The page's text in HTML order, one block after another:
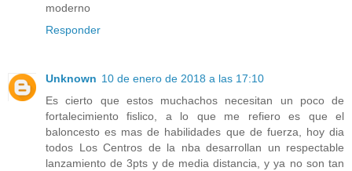
moderno
Responder
Unknown 10 de enero de 2018 a las 17:10
Es cierto que estos muchachos necesitan un poco de
fortalecimiento fislico, a lo que me refiero es que el
baloncesto es mas de habilidades que de fuerza, hoy dia
todos Los Centros de la nba desarrollan un respectable
lanzamiento de 3pts y de media distancia, y ya no son tan